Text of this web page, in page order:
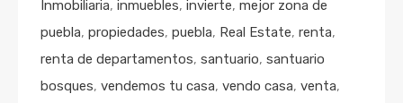
Inmobiliaria, inmuebles, invierte, mejor zona de
puebla, propiedades, puebla, Real Estate, renta,
renta de departamentos, santuario, santuario
bosques, vendemos tu casa, vendo casa, venta,